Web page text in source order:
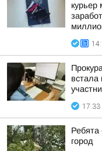
курьер
встала
17:33
город